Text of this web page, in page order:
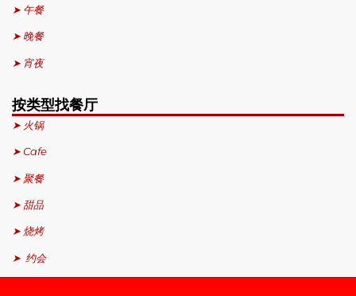
➤ 午餐
➤ 晚餐
➤ 宵夜
按类型找餐厅
➤ 火锅
➤ Cafe
➤ 聚餐
➤ 甜品
➤ 烧烤
➤ 约会